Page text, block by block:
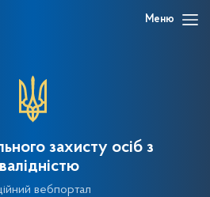
Меню
захисту осіб з
вебпортал